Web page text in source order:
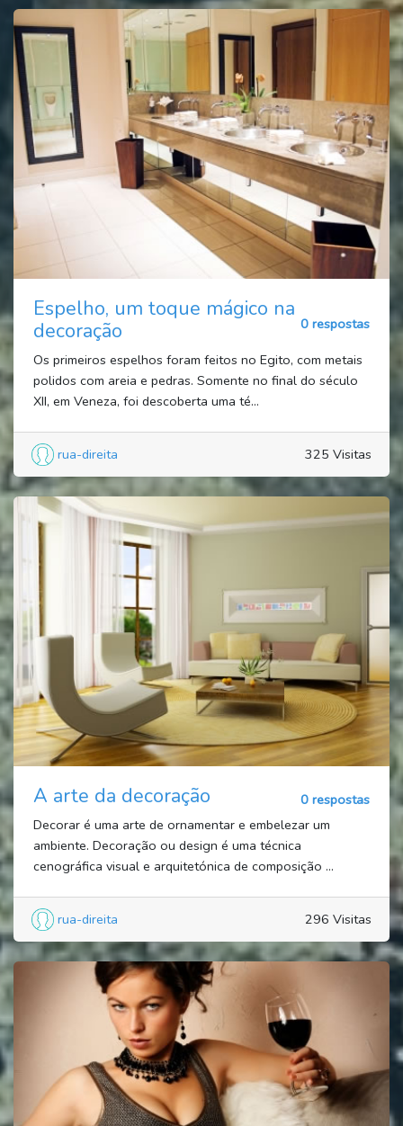
Espelho, um toque mágico na
decoração
0 respostas
Os primeiros espelhos foram feitos no Egito, com metais
polidos com areia e pedras. Somente no final do século
XII, em Veneza, foi descoberta uma té...
rua-direita 325 Visitas
A arte da decoração
0 respostas
Decorar é uma arte de ornamentar e embelezar um
ambiente. Decoração ou design é uma técnica
cenográfica visual e arquitetónica de composição ...
rua-direita 296 Visitas